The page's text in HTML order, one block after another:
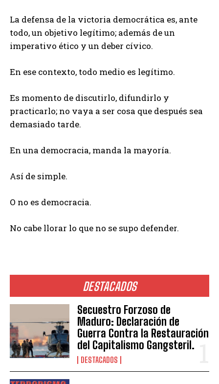
DESTACADOS
Secuestro Forzoso de
Maduro: Declaración de
Guerra Contra la Restauración
del Capitalismo Gangsteril.
DESTACADOS
La defensa de la victoria democrática es, ante
todo, un objetivo legítimo; además de un
imperativo ético y un deber cívico.
En ese contexto, todo medio es legítimo.
Es momento de discutirlo, difundirlo y
practicarlo; no vaya a ser cosa que después sea
demasiado tarde.
En una democracia, manda la mayoría.
Así de simple.
O no es democracia.
No cabe llorar lo que no se supo defender.